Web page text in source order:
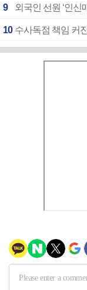
9 외국인 선원 ‘인
10 수사독점 책임 커